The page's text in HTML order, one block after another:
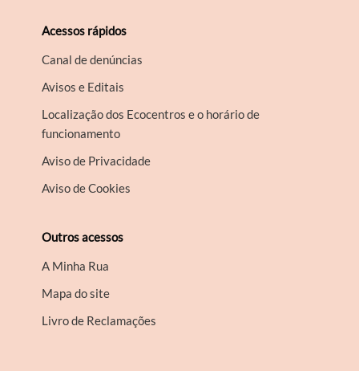
Acessos rápidos
Canal de denúncias
Avisos e Editais
Localização dos Ecocentros e o horário de
funcionamento
Aviso de Privacidade
Aviso de Cookies
Outros acessos
A Minha Rua
Mapa do site
Livro de Reclamações